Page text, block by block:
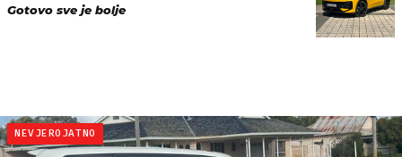
Gotovo sve je bolje
NEVJEROJATNO